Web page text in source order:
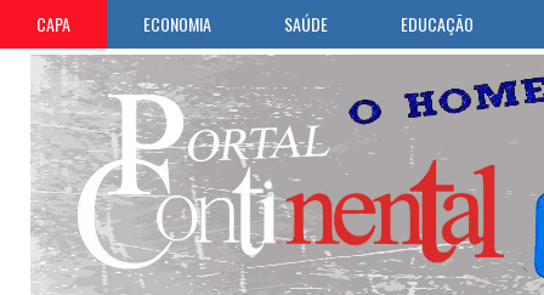
CAPA ECONOMIA SAÚDE EDUCAÇÃO